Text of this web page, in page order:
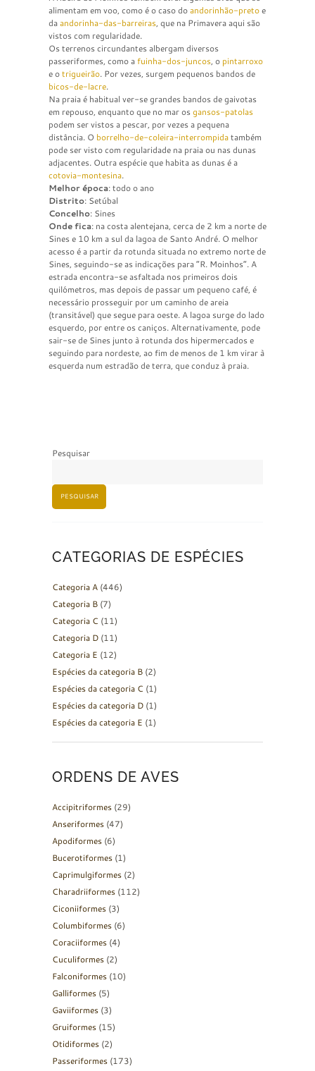
alimentam em voo, como é o caso doandorinhão-pretoe
daandorinha-das-barreiras, que na Primavera aqui são
vistos com regularidade.
Os terrenos circundantes albergam diversos
passeriformes, como afuinha-dos-juncos, o pintarroxo
e otrigueirão. Por vezes, surgem pequenos bandos de
bicos-de-lacre.
Na praia é habitual ver-se grandes bandos de gaivotas
em repouso, enquanto que no mar osgansos-patolas
podem ser vistos a pescar, por vezes a pequena
distância. O borrelho-de-coleira-interrompidatambém
pode ser visto com regularidade na praia ou nas dunas
adjacentes. Outra espécie que habita as dunas é a
cotovia-montesina.
Melhor época: todo o ano
Distrito: Setúbal
Concelho: Sines
Onde fica: na costa alentejana, cerca de 2 km a norte de
Sines e 10 km a sul da lagoa de Santo André. O melhor
acesso é a partir da rotunda situada no extremo norte de
Sines, seguindo-se as indicações para “R. Moinhos”. A
estrada encontra-se asfaltada nos primeiros dois
quilómetros, mas depois de passar um pequeno café, é
necessário prosseguir por um caminho de areia
(transitável) que segue para oeste. A lagoa surge do lado
esquerdo, por entre os caniços. Alternativamente, pode
sair-se de Sines junto à rotunda dos hipermercados e
seguindo para nordeste, ao fim de menos de 1 km virar à
esquerda num estradão de terra, que conduz à praia.
Pesquisar
PESQUISAR
CATEGORIAS DE ESPÉCIES
Categoria A (446)
Categoria B (7)
Categoria C (11)
Categoria D (11)
Categoria E (12)
Espécies da categoria B (2)
Espécies da categoria C (1)
Espécies da categoria D (1)
Espécies da categoria E (1)
ORDENS DE AVES
Accipitriformes (29)
Anseriformes (47)
Apodiformes (6)
Bucerotiformes (1)
Caprimulgiformes (2)
Charadriiformes (112)
Ciconiiformes (3)
Columbiformes (6)
Coraciiformes (4)
Cuculiformes (2)
Falconiformes (10)
Galliformes (5)
Gaviiformes (3)
Gruiformes (15)
Otidiformes (2)
Passeriformes (173)